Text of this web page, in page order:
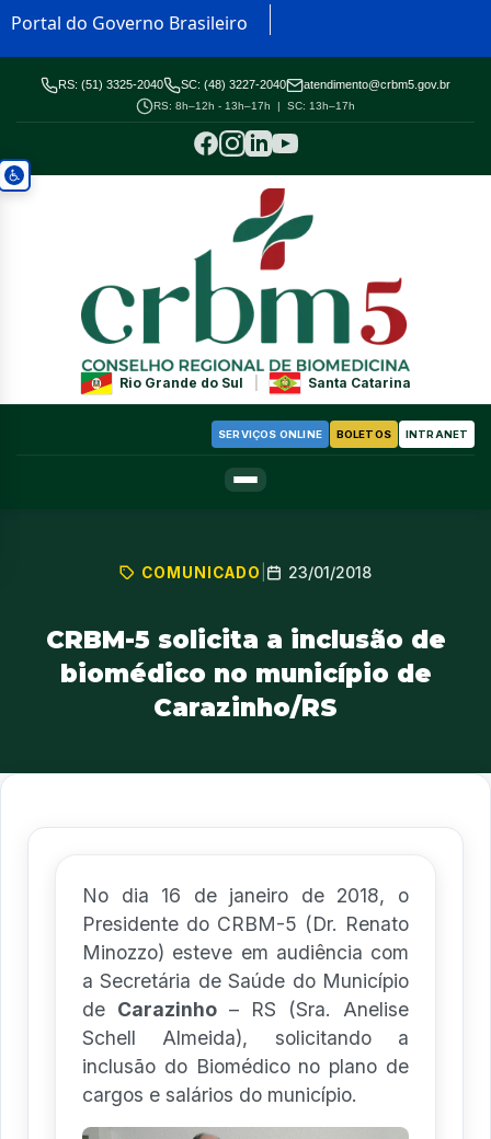
Portal do Governo Brasileiro
RS: (51) 3325-2040 SC: (48) 3227-2040 atendimento@crbm5.gov.br
RS: 8h–12h - 13h–17h | SC: 13h–17h
Rio Grande do Sul Santa Catarina
SERVIÇOS ONLINE BOLETOS INTRANET
COMUNICADO 23/01/2018
CRBM-5 solicita a inclusão de
biomédico no município de
Carazinho/RS
No dia 16 de janeiro de 2018, o
Presidente do CRBM-5 (Dr. Renato
Minozzo) esteve em audiência com
a Secretária de Saúde do Município
de Carazinho – RS (Sra. Anelise
Schell Almeida), solicitando a
inclusão do Biomédico no plano de
cargos e salários do município.